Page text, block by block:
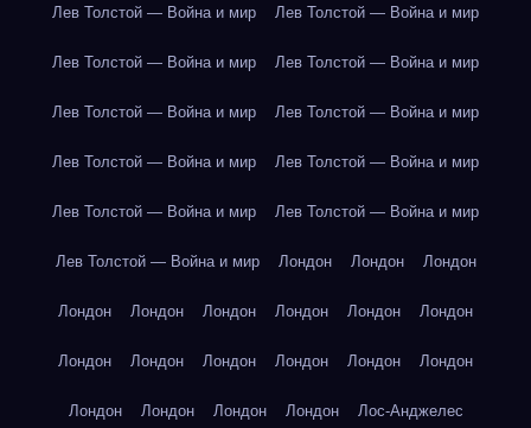
Лев Толстой — Война и мир Лев Толстой — Война и мир
Лев Толстой — Война и мир Лев Толстой — Война и мир
Лев Толстой — Война и мир Лев Толстой — Война и мир
Лев Толстой — Война и мир Лев Толстой — Война и мир
Лев Толстой — Война и мир Лев Толстой — Война и мир
Лев Толстой — Война и мир Лондон Лондон Лондон
Лондон Лондон Лондон Лондон Лондон Лондон
Лондон Лондон Лондон Лондон Лондон Лондон
Лондон Лондон Лондон Лондон Лос-Анджелес